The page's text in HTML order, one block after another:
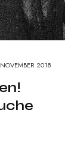
2018